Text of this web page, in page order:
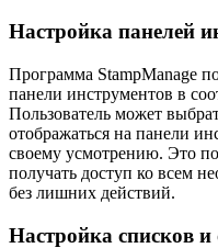
Настройка панелей
Программа StampManage
панели инструментов в
Пользователь может
отображаться на панели
своему усмотрению. Это
получать доступ ко всем
без лишних действий.
Настройка списков и